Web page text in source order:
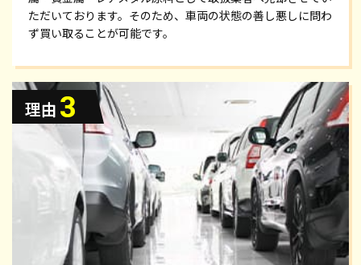
ただいております。そのため、車両の状態の善し悪しに問わ
ず買い取ることが可能です。